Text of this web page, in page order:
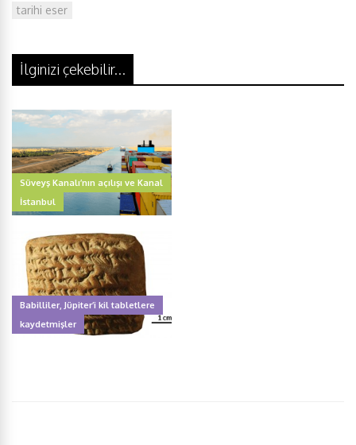
b
o
k
t
r I
n
tarihi eser
İlginizi çekebilir...
Süveyş Kanalı’nın açılışı ve Kanal
İstanbul
Babilliler, Jüpiter’i kil tabletlere
kaydetmişler